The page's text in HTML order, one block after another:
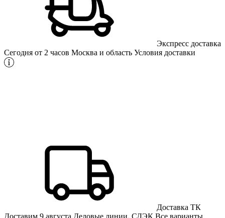
Экспресс доставка
Сегодня от 2 часов Москва и область Условия доставки
Доставка ТК
Доставим 9 августа Деловые линии, СДЭК Все варианты